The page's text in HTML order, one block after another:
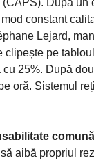
După
constant
Lejard,
clipește pe
25%. După
oră. Sistemul
comună
aibă propriul